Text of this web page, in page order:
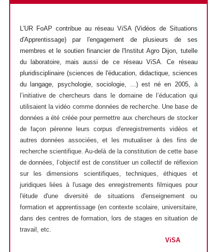
L'UR FoAP contribue au réseau ViSA (Vidéos de Situations
d'Apprentissage) par l'engagement de plusieurs de ses
membres et le soutien financier de l'Institut Agro Dijon, tutelle
du laboratoire, mais aussi de ce réseau ViSA. Ce réseau
pluridisciplinaire (sciences de l'éducation, didactique, sciences
du langage, psychologie, sociologie, ...) est né en 2005, à
l’initiative de chercheurs dans le domaine de l’éducation qui
utilisaient la vidéo comme données de recherche. Une base de
données a été créée pour permettre aux chercheurs de stocker
de façon pérenne leurs corpus d'enregistrements vidéos et
autres données associées, et les mutualiser à des fins de
recherche scientifique. Au-delà de la constitution de cette base
de données, l’objectif est de constituer un collectif de réflexion
sur les dimensions scientifiques, techniques, éthiques et
juridiques liées à l'usage des enregistrements filmiques pour
l'étude d'une diversité de situations d'enseignement ou
formation et apprentissage (en contexte scolaire, universitaire,
dans des centres de formation, lors de stages en situation de
travail, etc.
ViSA